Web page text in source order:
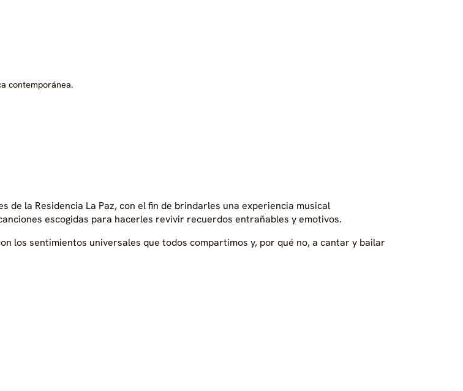
contemporánea.
la Residencia La Paz, con el fin de brindarles una experiencia musical
escogidas para hacerles revivir recuerdos entrañables y emotivos.
los sentimientos universales que todos compartimos y, por qué no, a cantar y bailar